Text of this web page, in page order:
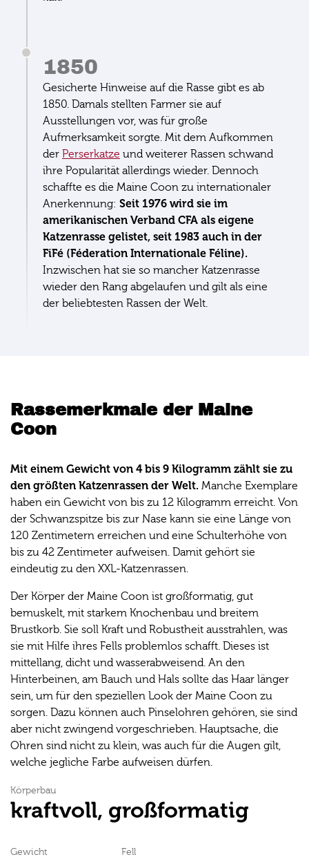
1850
Gesicherte Hinweise auf die Rasse gibt es ab
1850. Damals stellten Farmer sie auf
Ausstellungen vor, was für große
Aufmerksamkeit sorgte. Mit dem Aufkommen
der Perserkatze und weiterer Rassen schwand
ihre Popularität allerdings wieder. Dennoch
schaffte es die Maine Coon zu internationaler
Anerkennung: Seit 1976 wird sie im
amerikanischen Verband CFA als eigene
Katzenrasse gelistet, seit 1983 auch in der
FiFé (Féderation Internationale Féline).
Inzwischen hat sie so mancher Katzenrasse
wieder den Rang abgelaufen und gilt als eine
der beliebtesten Rassen der Welt.
Rassemerkmale der Maine
Coon
Mit einem Gewicht von 4 bis 9 Kilogramm zählt sie zu
den größten Katzenrassen der Welt. Manche Exemplare
haben ein Gewicht von bis zu 12 Kilogramm erreicht. Von
der Schwanzspitze bis zur Nase kann sie eine Länge von
120 Zentimetern erreichen und eine Schulterhöhe von
bis zu 42 Zentimeter aufweisen. Damit gehört sie
eindeutig zu den XXL-Katzenrassen.
Der Körper der Maine Coon ist großformatig, gut
bemuskelt, mit starkem Knochenbau und breitem
Brustkorb. Sie soll Kraft und Robustheit ausstrahlen, was
sie mit Hilfe ihres Fells problemlos schafft. Dieses ist
mittellang, dicht und wasserabweisend. An den
Hinterbeinen, am Bauch und Hals sollte das Haar länger
sein, um für den speziellen Look der Maine Coon zu
sorgen. Dazu können auch Pinselohren gehören, sie sind
aber nicht zwingend vorgeschrieben. Hauptsache, die
Ohren sind nicht zu klein, was auch für die Augen gilt,
welche jegliche Farbe aufweisen dürfen.
Körperbau
kraftvoll, großformatig
Gewicht Fell